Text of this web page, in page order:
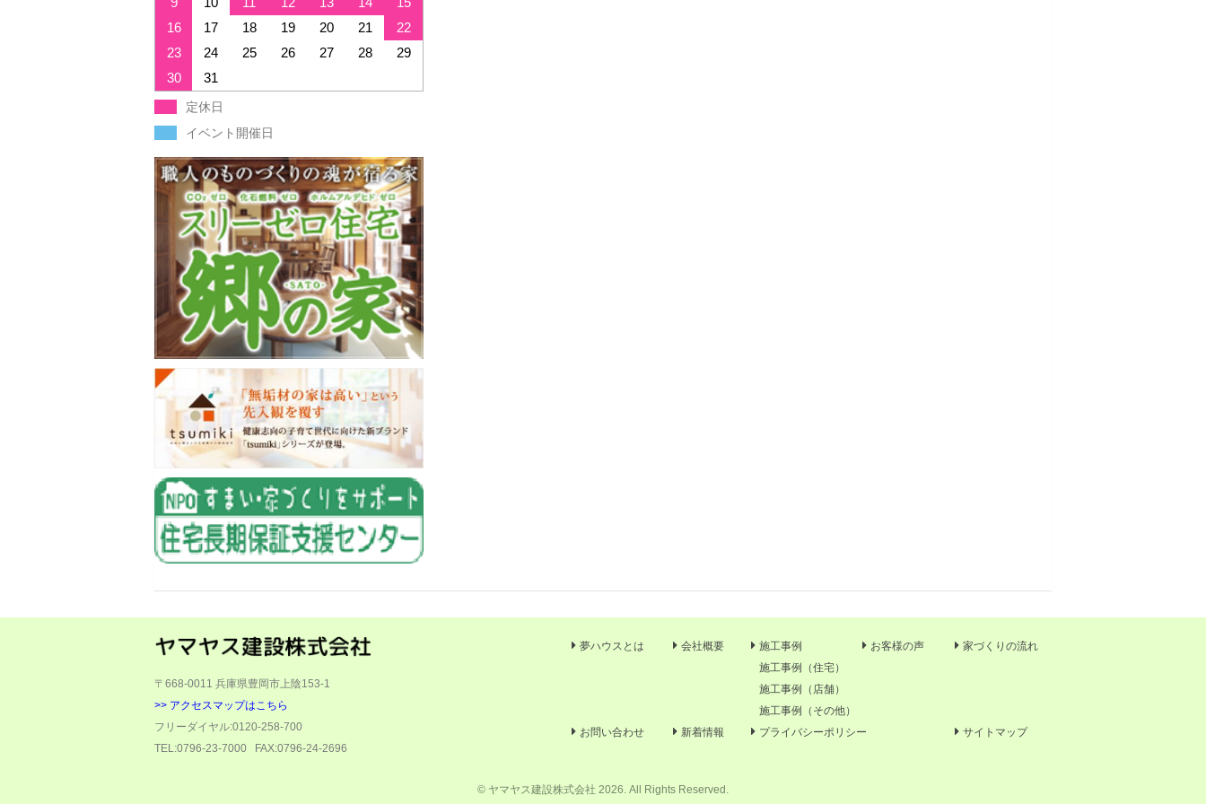
16
17 18 19 20 21
22
23
24 25 26 27 28
29
30
31
定休日
イベント開催日
夢ハウスとは 会社概要
施工事例
施工事例（住宅）
施工事例（店舗）
施工事例（その他）
お客様の声 家づくりの流れ
お問い合わせ 新着情報 プライバシーポリシー サイトマップ
〒668-0011 兵庫県豊岡市上陰153-1
>> アクセスマップはこちら
フリーダイヤル:0120-258-700
TEL:0796-23-7000
FAX:0796-24-2696
© ヤマヤス建設株式会社 2026. All Rights Reserved.